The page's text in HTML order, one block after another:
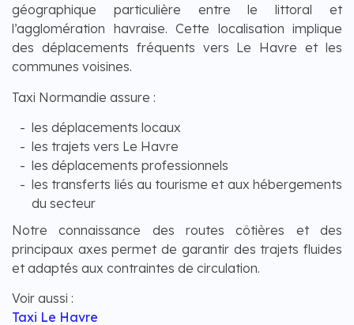
géographique particulière entre le littoral et
l’agglomération havraise. Cette localisation implique
des déplacements fréquents vers Le Havre et les
communes voisines.
Taxi Normandie assure :
les déplacements locaux
les trajets vers Le Havre
les déplacements professionnels
les transferts liés au tourisme et aux hébergements
du secteur
Notre connaissance des routes côtières et des
principaux axes permet de garantir des trajets fluides
et adaptés aux contraintes de circulation.
Voir aussi :
Taxi Le Havre